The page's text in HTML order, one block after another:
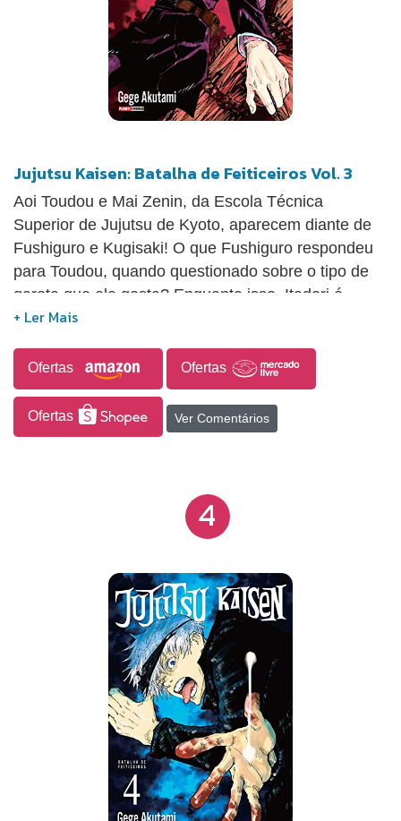
Jujutsu Kaisen: Batalha de Feiticeiros Vol. 3
Aoi Toudou e Mai Zenin, da Escola Técnica
Superior de Jujutsu de Kyoto, aparecem diante de
Fushiguro e Kugisaki! O que Fushiguro respondeu
para Toudou, quando questionado sobre o tipo de
garota que ele gosta? Enquanto isso, Itadori é
enviado para o local em que um espírito
que o feiticeiro treine suas habilidades na prática!
Ofertas Ofertas
Ofertas Ver Comentários
4